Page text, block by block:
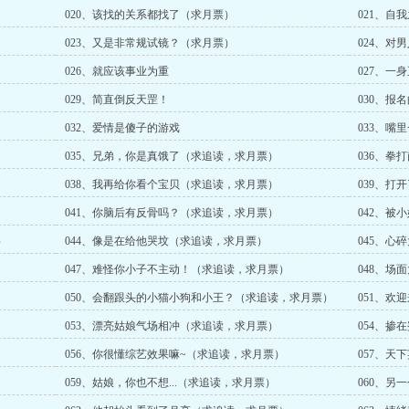
020、该找的关系都找了（求月票） 021、自
023、又是非常规试镜？（求月票） 024、对
026、就应该事业为重 027、一
029、简直倒反天罡！ 030、报
032、爱情是傻子的游戏 033、嘴
035、兄弟，你是真饿了（求追读，求月票） 036、拳
038、我再给你看个宝贝（求追读，求月票） 039、打
041、你脑后有反骨吗？（求追读，求月票） 042、被
044、像是在给他哭坟（求追读，求月票） 045、心
047、难怪你小子不主动！（求追读，求月票） 048、场
050、会翻跟头的小猫小狗和小王？（求追读，求月票） 051、欢
053、漂亮姑娘气场相冲（求追读，求月票） 054、掺
056、你很懂综艺效果嘛~（求追读，求月票） 057、天
059、姑娘，你也不想...（求追读，求月票） 060、另